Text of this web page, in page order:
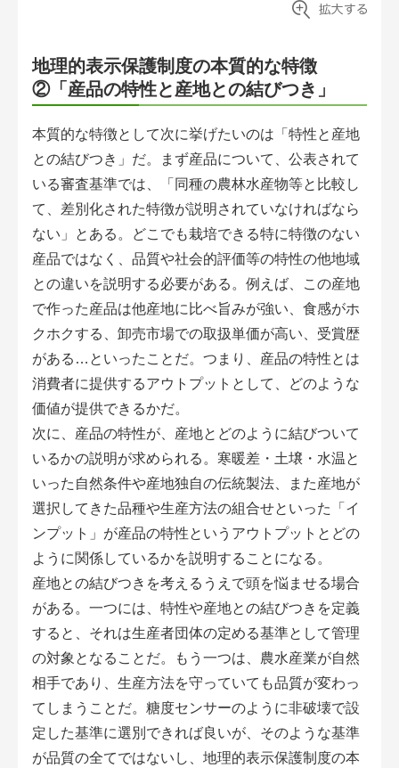
地理的表示保護制度の本質的な特徴
②「産品の特性と産地との結びつき」
本質的な特徴として次に挙げたいのは「特性と産地
との結びつき」だ。まず産品について、公表されて
いる審査基準では、「同種の農林水産物等と比較し
て、差別化された特徴が説明されていなければなら
ない」とある。どこでも栽培できる特に特徴のない
産品ではなく、品質や社会的評価等の特性の他地域
との違いを説明する必要がある。例えば、この産地
で作った産品は他産地に比べ旨みが強い、食感がホ
クホクする、卸売市場での取扱単価が高い、受賞歴
がある…といったことだ。つまり、産品の特性とは
消費者に提供するアウトプットとして、どのような
価値が提供できるかだ。
次に、産品の特性が、産地とどのように結びついて
いるかの説明が求められる。寒暖差・土壌・水温と
いった自然条件や産地独自の伝統製法、また産地が
選択してきた品種や生産方法の組合せといった「イ
ンプット」が産品の特性というアウトプットとどの
ように関係しているかを説明することになる。
産地との結びつきを考えるうえで頭を悩ませる場合
がある。一つには、特性や産地との結びつきを定義
すると、それは生産者団体の定める基準として管理
の対象となることだ。もう一つは、農水産業が自然
相手であり、生産方法を守っていても品質が変わっ
てしまうことだ。糖度センサーのように非破壊で設
定した基準に選別できれば良いが、そのような基準
が品質の全てではないし、地理的表示保護制度の本